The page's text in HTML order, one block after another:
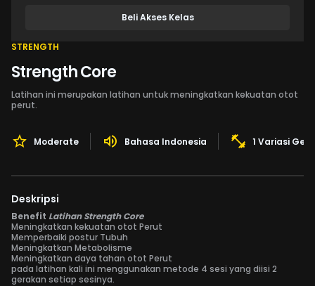
Beli Akses Kelas
STRENGTH
Strength Core
Latihan ini merupakan latihan untuk meningkatkan kekuatan otot
perut.
Moderate Bahasa Indonesia 1 Variasi
Deskripsi
Benefit Latihan Strength Core
Meningkatkan kekuatan otot Perut
Memperbaiki postur Tubuh
Meningkatkan Metabolisme
Meningkatkan daya tahan otot Perut
pada latihan kali ini menggunakan metode 4 sesi yang diisi 2
gerakan setiap sesinya.